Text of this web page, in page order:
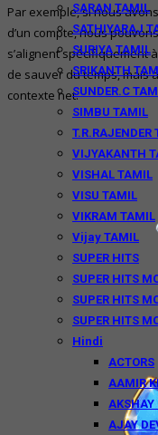
SARAN TAMIL
SATHIYARAJ
SURIYA TAMIL
SRIKANTH
SUNDER.C
SIMBU TAMIL
T.R.RAJENDER
VIJYAKANTH
VISHAL TAMIL
VISU TAMIL
VIKRAM TAMIL
Vijay TAMIL
SUPER HITS
SUPER HITS
SUPER HITS
SUPER HITS
Hindi
ACTORS
AAMIR
AKSHAY
AJAY
Par exemple, si nous
d’un compte, nous
s’alignent spécifiquement
de sauver du temps, mais
contexte net.